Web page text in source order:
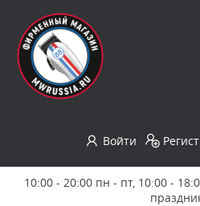
Войти
10:00 - 20:00 пн - пт, 10:00 -